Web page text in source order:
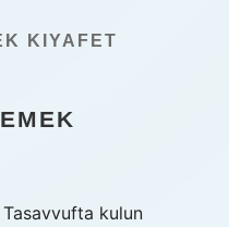
KIYAFET
kulun